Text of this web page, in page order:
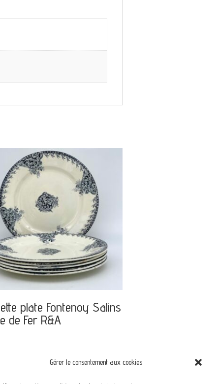
Gérer le consentement aux cookies
plate Fontenoy Salins
de Fer R&A